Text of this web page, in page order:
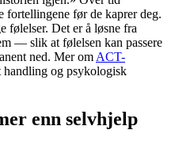
fortellingene før de kaprer deg.
følelser. Det er å løsne fra
— slik at følelsen kan passere
ned. Mer omACT-
handling og psykologisk
enn selvhjelp